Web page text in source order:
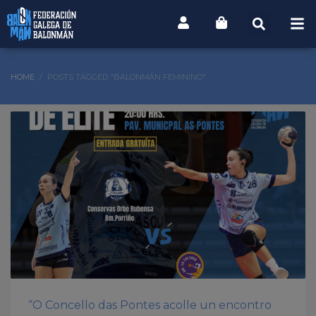
HOME POSTS TAGGED "BALONMÁN FEMININO"
“O Concello das Pontes acolle un encontro